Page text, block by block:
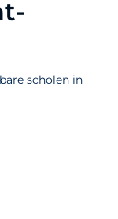
scholen in